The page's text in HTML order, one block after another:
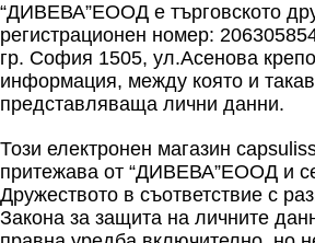
“ДИВЕВА”ЕООД е търговското
регистрационен номер:
гр. София 1505, ул.Асенова
информация, между която и
представляваща лични данни.
Този електронен магазин
притежава от “ДИВЕВА”ЕООД и
Дружеството в съответствие с
Закона за защита на личните